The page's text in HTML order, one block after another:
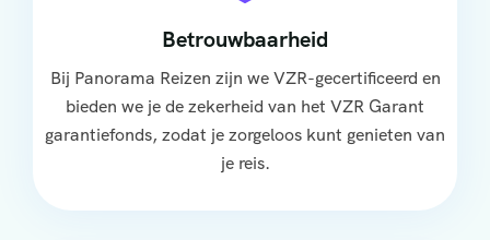
Betrouwbaarheid
Bij Panorama Reizen zijn we VZR-gecertificeerd en
bieden we je de zekerheid van het VZR Garant
garantiefonds, zodat je zorgeloos kunt genieten van
je reis.